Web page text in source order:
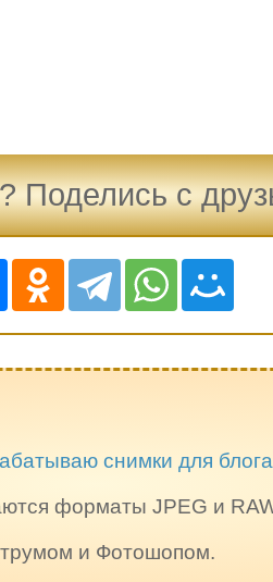
Поделись с
снимки для
форматы JPEG и
и Фотошопом.